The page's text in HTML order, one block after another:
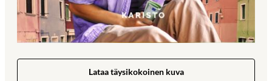
Lataa täysikokoinen kuva